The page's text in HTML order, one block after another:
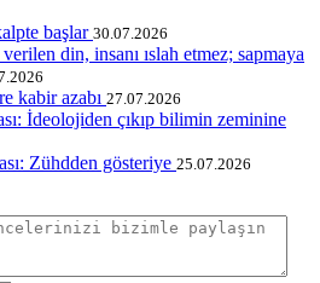
başlar 30.07.2026
din, insanı ıslah etmez; sapmaya
kabir azabı 27.07.2026
İdeolojiden çıkıp bilimin zeminine
Zühdden gösteriye 25.07.2026